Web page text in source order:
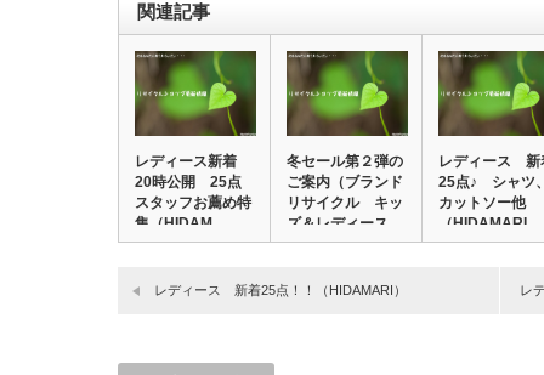
関連記事
レディース新着
20時公開 25点
スタッフお薦め特
集（HIDAM…
冬セール第２弾の
ご案内（ブランド
リサイクル キッ
ズ＆レディース
…
レディース 新
25点♪ シャツ、
カットソー他
（HIDAMARI…
レディース 新着25点！！（HIDAMARI） レ